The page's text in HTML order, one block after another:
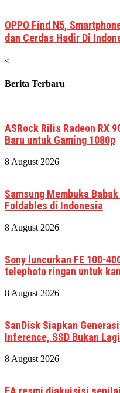
OPPO Find N5,
dan Cerdas Hadir Di
<
Berita Terbaru
ASRock Rilis Radeon RX
Baru untuk Gaming 1080p
8 August 2026
Samsung Membuka
Foldables di Indonesia
8 August 2026
Sony luncurkan FE 100-
telephoto ringan untuk
8 August 2026
SanDisk Siapkan
Inference, SSD Bukan
8 August 2026